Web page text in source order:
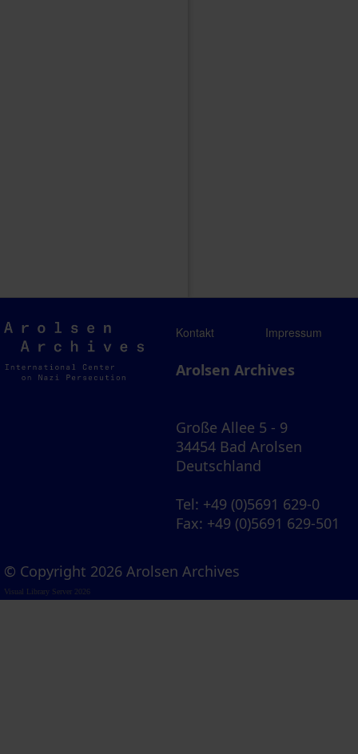
Arolsen
Archives
Kontakt Impressum
Arolsen Archives
Große Allee 5 - 9
34454 Bad Arolsen
Deutschland
Tel: +49 (0)5691 629-0
Fax: +49 (0)5691 629-501
© Copyright 2026 Arolsen Archives
Visual Library Server 2026